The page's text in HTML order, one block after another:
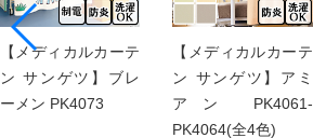
【メディカルカーテ
ン サンゲツ】ブレ
ーメン PK4073
【メディカルカーテ
ン サンゲツ】アミ
アン PK4061-
PK4064(全4色)